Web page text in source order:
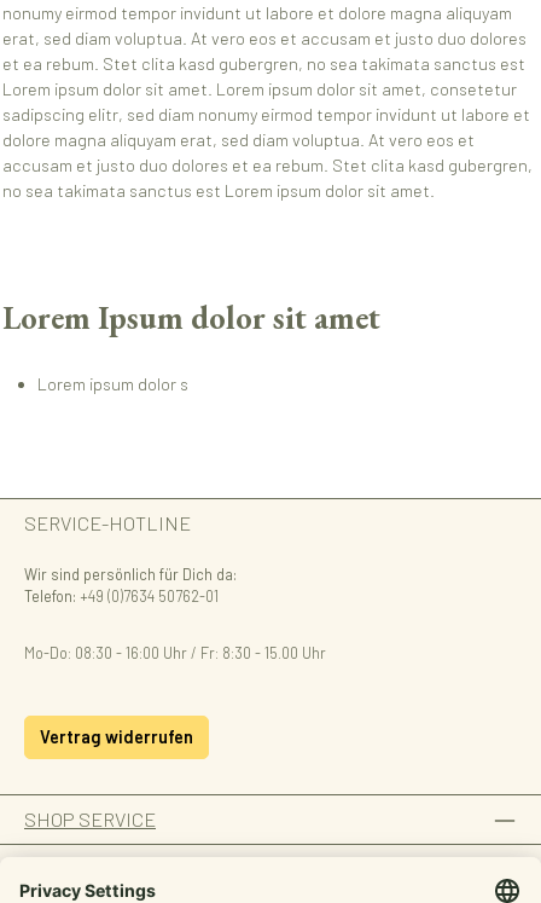
nonumy eirmod tempor invidunt ut labore et dolore magna aliquyam
erat, sed diam voluptua. At vero eos et accusam et justo duo dolores
et ea rebum. Stet clita kasd gubergren, no sea takimata sanctus est
Lorem ipsum dolor sit amet. Lorem ipsum dolor sit amet, consetetur
sadipscing elitr, sed diam nonumy eirmod tempor invidunt ut labore et
dolore magna aliquyam erat, sed diam voluptua. At vero eos et
accusam et justo duo dolores et ea rebum. Stet clita kasd gubergren,
no sea takimata sanctus est Lorem ipsum dolor sit amet.
Lorem Ipsum dolor sit amet
Lorem ipsum dolor s
SERVICE-HOTLINE
Wir sind persönlich für Dich da:
Telefon: +49 (0)7634 50762-01
Mo-Do: 08:30 - 16:00 Uhr / Fr: 8:30 - 15.00 Uhr
Vertrag widerrufen
SHOP SERVICE